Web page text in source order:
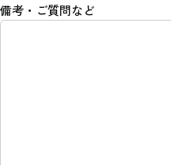
備考・ご質問など